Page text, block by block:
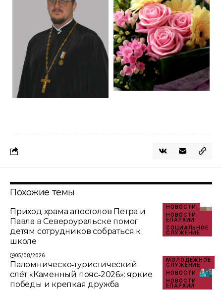
Похожие темы
НОВОСТИ
НОВОСТИ
ЕПАРХИИ
СОЦИАЛЬНОЕ
СЛУЖЕНИЕ
Приход храма апостолов Петра и
Павла в Североуральске помог
детям сотрудников собраться к
школе
05/08/2026
МОЛОДЁЖНОЕ
СЛУЖЕНИЕ
НОВОСТИ
НОВОСТИ
ЕПАРХИИ
Паломническо‑туристический
слёт «Каменный пояс‑2026»: яркие
победы и крепкая дружба